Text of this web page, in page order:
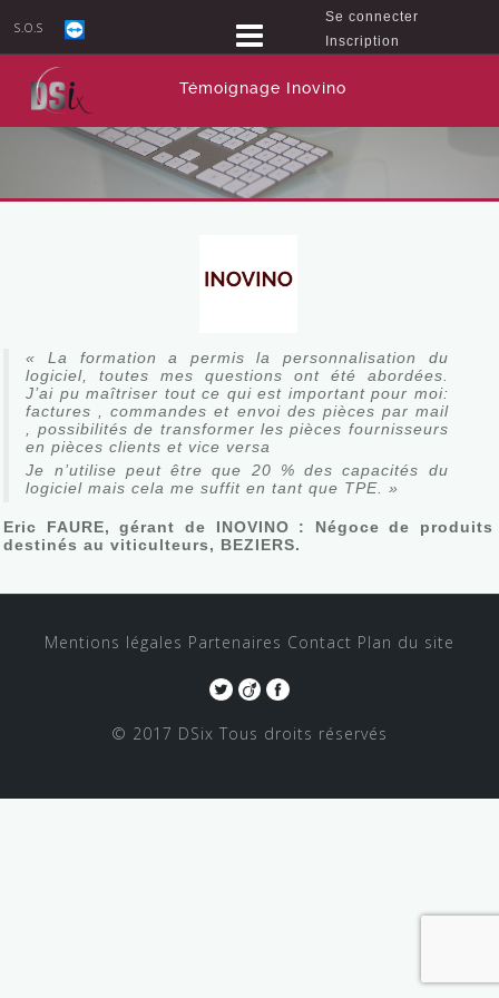
S.O.S
Se connecter
Inscription
Témoignage Inovino
« La formation a permis la personnalisation du
logiciel, toutes mes questions ont été abordées.
J’ai pu maîtriser tout ce qui est important pour moi:
factures , commandes et envoi des pièces par mail
, possibilités de transformer les pièces fournisseurs
en pièces clients et vice versa
Je n’utilise peut être que 20 % des capacités du
logiciel mais cela me suffit en tant que TPE. »
Eric FAURE, gérant de INOVINO : Négoce de produits
destinés au viticulteurs, BEZIERS.
Mentions légales Partenaires Contact Plan du site
© 2017 DSix Tous droits réservés